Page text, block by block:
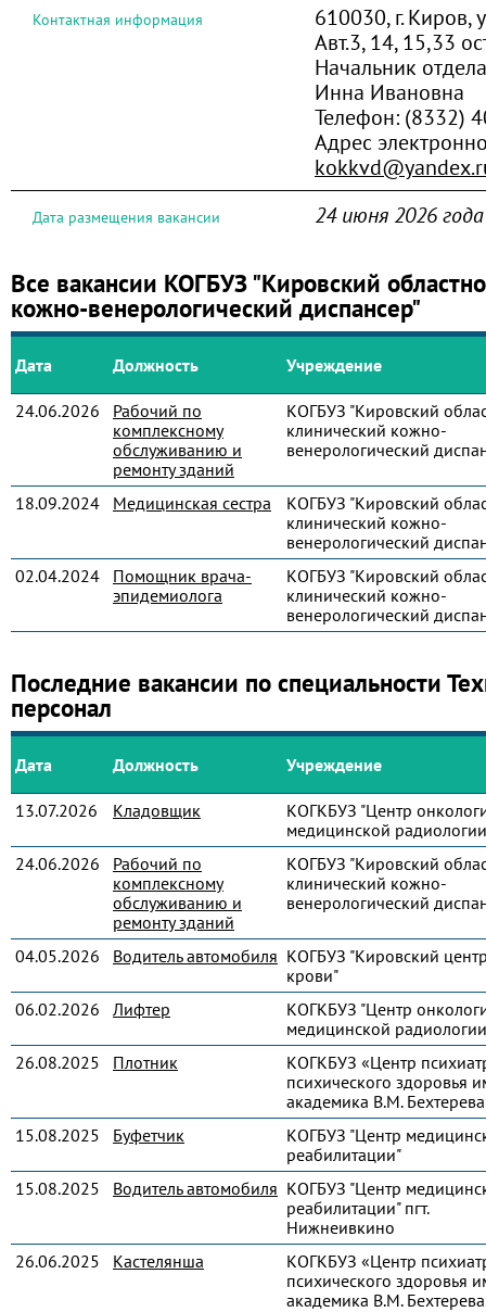
Контактная информация
610030, г. Киров,
Авт.3, 14, 15,33
Начальник
Инна Ивановна
Телефон: (8332)
Адрес
Дата размещения вакансии 24 июня 2026 года
Все вакансии КОГБУЗ "Кировский
кожно-венерологический диспансер"
Дата Должность Учреждение
24.06.2026
Рабочий по
комплексному
обслуживанию и
ремонту зданий
КОГБУЗ "Кировский
клинический кожно-
венерологический
18.09.2024 Медицинская сестра
КОГБУЗ "Кировский
клинический кожно-
венерологический
02.04.2024
Помощник врача-
эпидемиолога
КОГБУЗ "Кировский
клинический кожно-
венерологический
Последние вакансии по специальности
персонал
Дата Должность Учреждение
13.07.2026 Кладовщик
КОГКБУЗ "Центр
медицинской
24.06.2026
Рабочий по
комплексному
обслуживанию и
ремонту зданий
КОГБУЗ "Кировский
клинический кожно-
венерологический
04.05.2026 Водитель автомобиля КОГБУЗ "Кировский
крови"
06.02.2026
Лифтер
КОГКБУЗ "Центр
медицинской
26.08.2025
Плотник
КОГКБУЗ «Центр
психического здоровья
академика В.М.
15.08.2025
Буфетчик
КОГБУЗ "Центр
реабилитации"
15.08.2025
Водитель автомобиля КОГБУЗ "Центр
реабилитации" пгт.
Нижнеивкино
26.06.2025
Кастелянша
КОГКБУЗ «Центр
психического здоровья
академика В.М.